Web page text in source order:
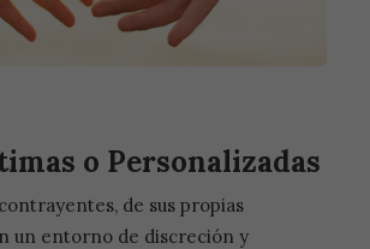
o Personalizadas
de sus propias
un entorno de discreción y